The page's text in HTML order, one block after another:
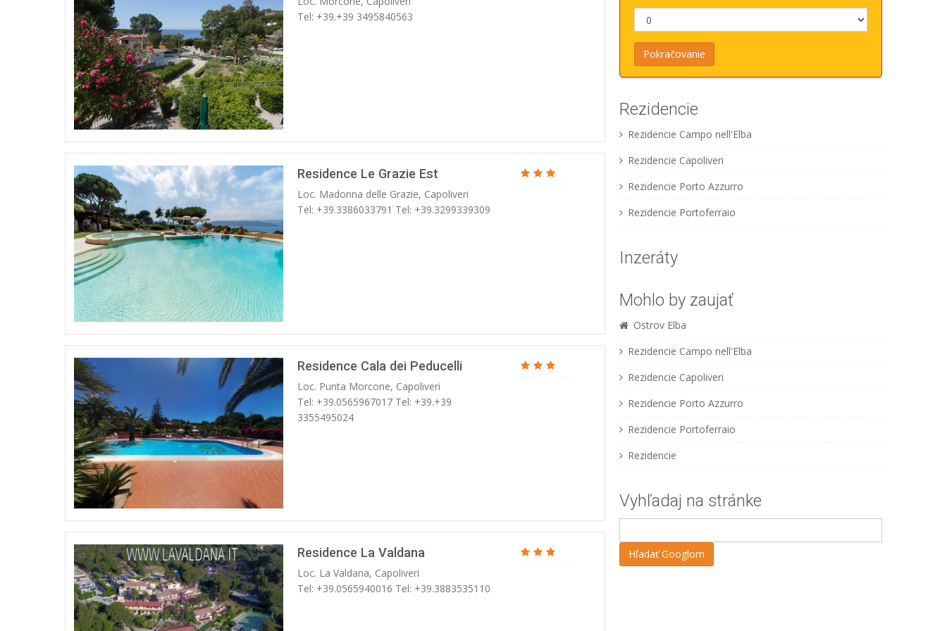
Tel: +39.+39 3495840563
Residence Le Grazie Est
Loc. Madonna delle Grazie, Capoliveri
Tel: +39.3386033791 Tel: +39.3299339309
Residence Cala dei Peducelli
Loc. Punta Morcone, Capoliveri
Tel: +39.0565967017 Tel: +39.+39
3355495024
Residence La Valdana
Loc. La Valdana, Capoliveri
Tel: +39.0565940016 Tel: +39.3883535110
Rezidencie
Rezidencie Campo nell'Elba
Rezidencie Capoliveri
Rezidencie Porto Azzurro
Rezidencie Portoferraio
Inzeráty
Mohlo by zaujať
Ostrov Elba
Rezidencie Campo nell'Elba
Rezidencie Capoliveri
Rezidencie Porto Azzurro
Rezidencie Portoferraio
Rezidencie
Vyhľadaj na stránke